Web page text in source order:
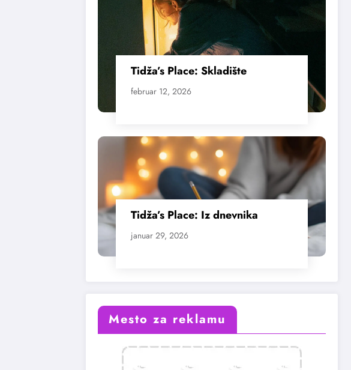
Tidža’s Place: Skladište
februar 12, 2026
Tidža’s Place: Iz dnevnika
januar 29, 2026
Mesto za reklamu